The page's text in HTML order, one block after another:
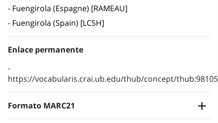
Fuengirola (Espagne) [RAMEAU]
Fuengirola (Spain) [LCSH]
Enlace permanente
https://vocabularis.crai.ub.edu/thub/concept/
Formato MARC21